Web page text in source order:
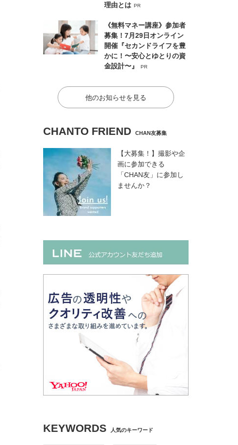
理由とは PR
《無料マネー講座》参加者
募集！7月29日オンライン
開催『セカンドライフを豊
かに！〜安心とゆとりの資
金設計〜』
PR
他のお知らせを見る
CHANTO FRIEND CHAN友募集
【大募集！】撮影や企
画に参加できる
「CHAN友」に参加し
ませんか？
KEYWORDS 人気のキーワード